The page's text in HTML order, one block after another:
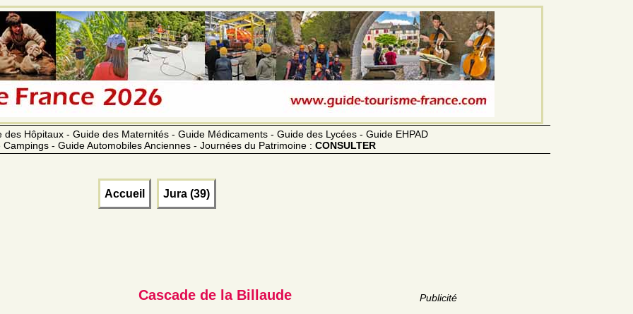
Hôpitaux - Guide des Maternités - Guide Médicaments - Guide des Lycées - Guide EHPAD
- Guide Automobiles Anciennes - Journées du Patrimoine : CONSULTER
Accueil Jura (39)
Publicité
Cascade de la Billaude